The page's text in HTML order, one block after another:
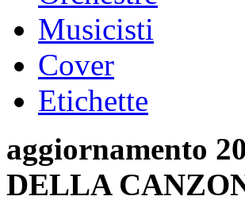
Musicisti
Cover
Etichette
aggiornamento
DELLA